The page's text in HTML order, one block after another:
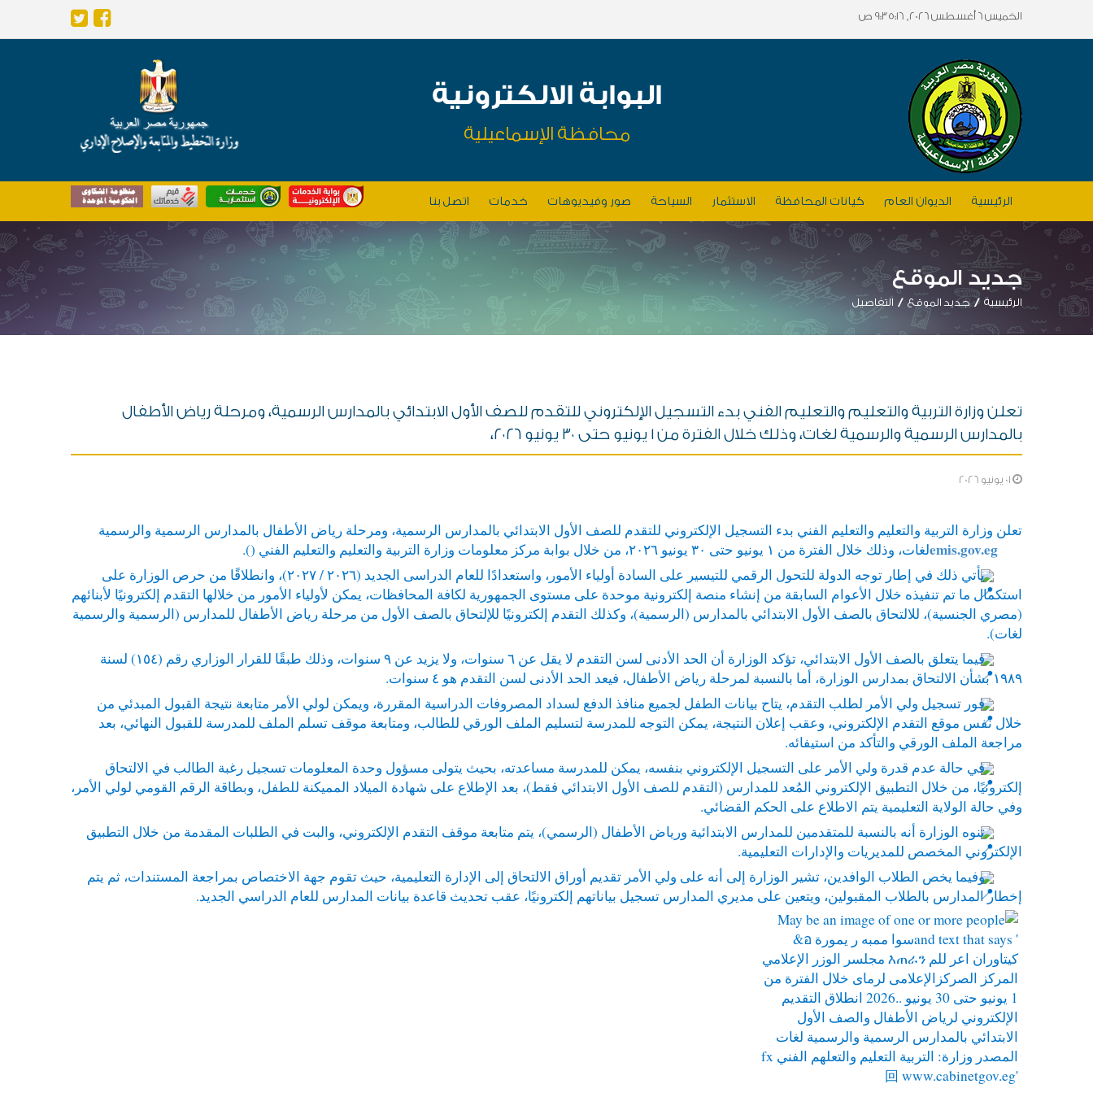
الخميس 6 أغسطس 2026, 9:35:16 ص
البوابة الالكترونية
محافظة الإسماعيلية
الرئيسية الديوان العام كيانات المحافظة الاستثمار السياحة صور وفيديوهات خدمات اتصل بنا
جديد الموقع
الرئيسية جديد الموقع التفاصيل
تعلن وزارة التربية والتعليم والتعليم الفني بدء التسجيل الإلكتروني للتقدم للصف الأول الابتدائي بالمدارس الرسمية، ومرحلة رياض الأطفال
بالمدارس الرسمية والرسمية لغات، وذلك خلال الفترة من ١ يونيو حتى ٣٠ يونيو ٢٠٢٦،
تعلن وزارة التربية والتعليم والتعليم الفني بدء التسجيل الإلكتروني للتقدم للصف الأول الابتدائي بالمدارس الرسمية، ومرحلة رياض الأطفال بالمدارس الرسمية والرسمية
لغات، وذلك خلال الفترة من ١ يونيو حتى ٣٠ يونيو ٢٠٢٦، من خلال بوابة مركز معلومات وزارة التربية والتعليم والتعليم الفني (emis.gov.eg
).
يأتي ذلك في إطار توجه الدولة للتحول الرقمي للتيسير على السادة أولياء الأمور، واستعدادًا للعام الدراسى الجديد (٢٠٢٦ / ٢٠٢٧)، وانطلاقًا من حرص الوزارة على
استكمال ما تم تنفيذه خلال الأعوام السابقة من إنشاء منصة إلكترونية موحدة على مستوى الجمهورية لكافة المحافظات، يمكن لأولياء الأمور من خلالها التقدم إلكترونيًا لأبنائهم
(مصري الجنسية)، للالتحاق بالصف الأول الابتدائي بالمدارس (الرسمية)، وكذلك التقدم إلكترونيًا للإلتحاق بالصف الأول من مرحلة رياض الأطفال للمدارس (الرسمية والرسمية
لغات).
فيما يتعلق بالصف الأول الابتدائي، تؤكد الوزارة أن الحد الأدنى لسن التقدم لا يقل عن ٦ سنوات، ولا يزيد عن ٩ سنوات، وذلك طبقًا للقرار الوزاري رقم (١٥٤) لسنة
١٩٨٩ بشأن الالتحاق بمدارس الوزارة، أما بالنسبة لمرحلة رياض الأطفال، فيعد الحد الأدنى لسن التقدم هو ٤ سنوات.
فور تسجيل ولي الأمر لطلب التقدم، يتاح بيانات الطفل لجميع منافذ الدفع لسداد المصروفات الدراسية المقررة، ويمكن لولي الأمر متابعة نتيجة القبول المبدئي من
خلال نفس موقع التقدم الإلكتروني، وعقب إعلان النتيجة، يمكن التوجه للمدرسة لتسليم الملف الورقي للطالب، ومتابعة موقف تسلم الملف للمدرسة للقبول النهائي، بعد
مراجعة الملف الورقي والتأكد من استيفائه.
في حالة عدم قدرة ولي الأمر على التسجيل الإلكتروني بنفسه، يمكن للمدرسة مساعدته، بحيث يتولى مسؤول وحدة المعلومات تسجيل رغبة الطالب في الالتحاق
إلكترونيًا، من خلال التطبيق الإلكتروني المُعد للمدارس (التقدم للصف الأول الابتدائي فقط)، بعد الإطلاع على شهادة الميلاد المميكنة للطفل، وبطاقة الرقم القومي لولي الأمر،
وفي حالة الولاية التعليمية يتم الاطلاع على الحكم القضائي.
تنوه الوزارة أنه بالنسبة للمتقدمين للمدارس الابتدائية ورياض الأطفال (الرسمي)، يتم متابعة موقف التقدم الإلكتروني، والبت في الطلبات المقدمة من خلال التطبيق
الإلكتروني المخصص للمديريات والإدارات التعليمية.
وفيما يخص الطلاب الوافدين، تشير الوزارة إلى أنه على ولي الأمر تقديم أوراق الالتحاق إلى الإدارة التعليمية، حيث تقوم جهة الاختصاص بمراجعة المستندات، ثم يتم
إخطار المدارس بالطلاب المقبولين، ويتعين على مديري المدارس تسجيل بياناتهم إلكترونيًا، عقب تحديث قاعدة بيانات المدارس للعام الدراسي الجديد.